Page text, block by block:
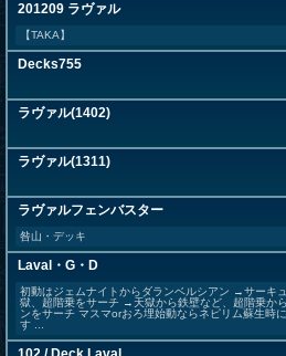
201209 ラヴァル
【TAKA】
Decks755
ラヴァル(1402)
ラヴァル(1311)
ラヴァルフェンバスター
咎山・デッキ
Laval・G・D
初動はジェムナイトからダランベルシアン →サーキ
獄、超階乗をサーチ →天獄から鉄壁など、超階乗か
ンをサーチ マスマorおろ埋始動ならネピリム蘇生時
す ...